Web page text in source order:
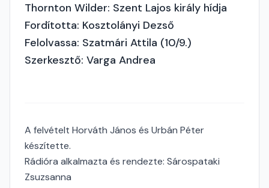
Thornton Wilder: Szent Lajos király hídja
Fordította: Kosztolányi Dezső
Felolvassa: Szatmári Attila (10/9.)
Szerkesztő: Varga Andrea
A felvételt Horváth János és Urbán Péter
készítette.
Rádióra alkalmazta és rendezte: Sárospataki
Zsuzsanna